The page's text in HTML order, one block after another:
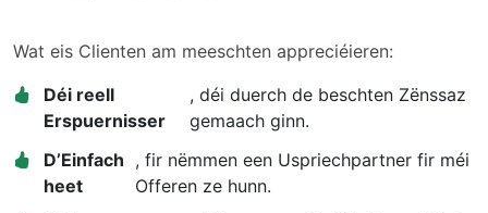
Wat eis Clienten am meeschten appreciéieren:
Déi reell
Erspuernisser
, déi duerch de beschten Zënssaz
gemaach ginn.
D’Einfach
heet
, fir nëmmen een Uspriechpartner fir méi
Offeren ze hunn.